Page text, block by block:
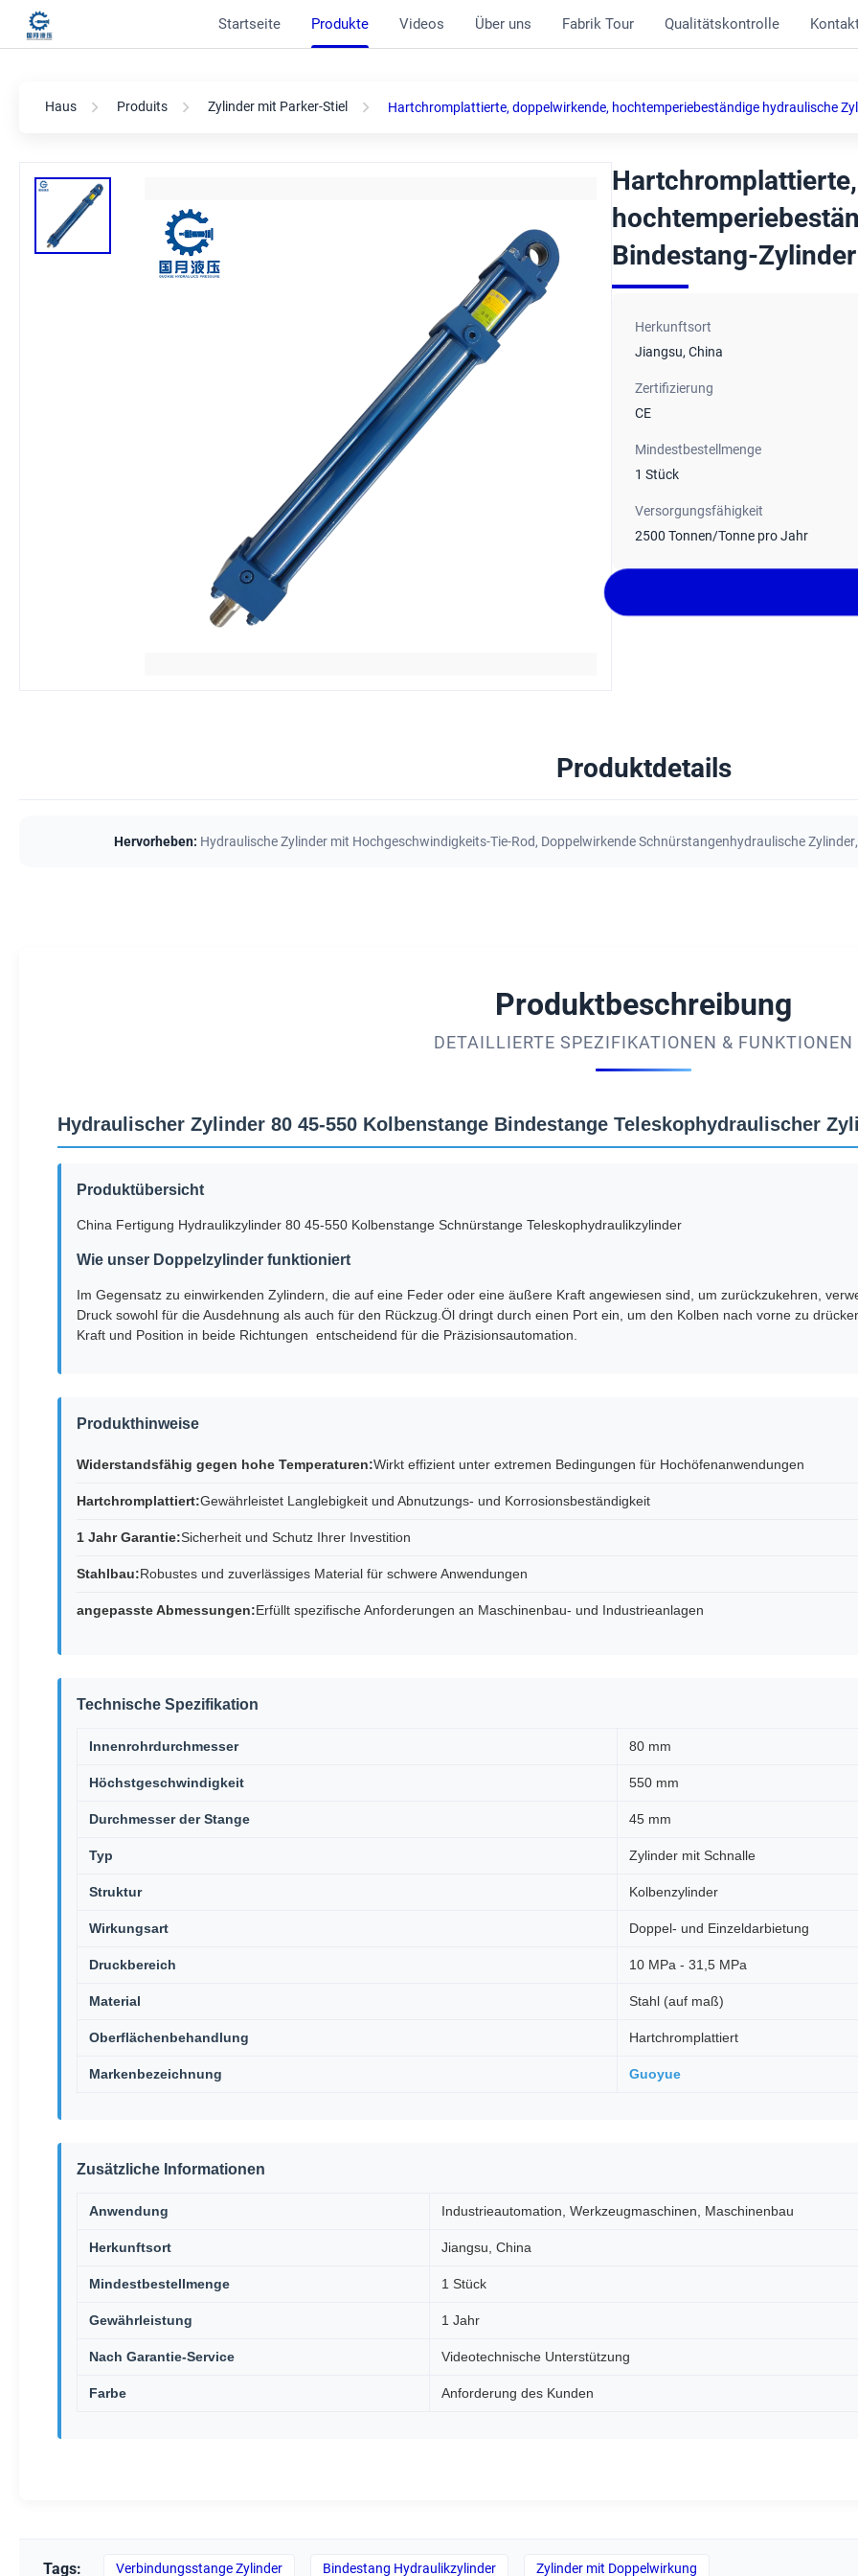
Startseite Produkte Videos Über uns Fabrik Tour Qualitätskontrolle
Haus Produits Zylinder mit Parker-Stiel Hartchromplattierte, doppelwirkende, hochtemperiebeständige hydraulische
Bindestang-
Herkunftsort
Jiangsu, China
Zertifizierung
CE
Mindestbestellmenge
1 Stück
Versorgungsfähigkeit
2500 Tonnen/Tonne pro Jahr
Produktdetails
Hervorheben: Hydraulische Zylinder mit Hochgeschwindigkeits-Tie-Rod, Doppelwirkende Schnürstangenhydraulische Zylinder,
Produktbeschreibung
DETAILLIERTE SPEZIFIKATIONEN & FUNKTIONEN
Hydraulischer Zylinder 80 45-550 Kolbenstange Bindestange Teleskophydraulischer
Produktübersicht
China Fertigung Hydraulikzylinder 80 45-550 Kolbenstange Schnürstange Teleskophydraulikzylinder
Wie unser Doppelzylinder funktioniert
Im Gegensatz zu einwirkenden Zylindern, die auf eine Feder oder eine äußere Kraft angewiesen sind, um zurückzukehren,
Druck sowohl für die Ausdehnung als auch für den Rückzug.Öl dringt durch einen Port ein, um den Kolben nach vorne zu
Kraft und Position in beide Richtungen  entscheidend für die Präzisionsautomation.
Produkthinweise
Widerstandsfähig gegen hohe Temperaturen:Wirkt effizient unter extremen Bedingungen für Hochöfenanwendungen
Hartchromplattiert:Gewährleistet Langlebigkeit und Abnutzungs- und Korrosionsbeständigkeit
1 Jahr Garantie:Sicherheit und Schutz Ihrer Investition
Stahlbau:Robustes und zuverlässiges Material für schwere Anwendungen
angepasste Abmessungen:Erfüllt spezifische Anforderungen an Maschinenbau- und Industrieanlagen
Technische Spezifikation
Innenrohrdurchmesser 80 mm
Höchstgeschwindigkeit 550 mm
Durchmesser der Stange 45 mm
Typ Zylinder mit Schnalle
Struktur Kolbenzylinder
Wirkungsart Doppel- und Einzeldarbietung
Druckbereich 10 MPa - 31,5 MPa
Material Stahl (auf maß)
Oberflächenbehandlung Hartchromplattiert
Markenbezeichnung Guoyue
Zusätzliche Informationen
Anwendung Industrieautomation, Werkzeugmaschinen, Maschinenbau
Herkunftsort Jiangsu, China
Mindestbestellmenge 1 Stück
Gewährleistung 1 Jahr
Nach Garantie-Service Videotechnische Unterstützung
Farbe Anforderung des Kunden
Tags: Verbindungsstange Zylinder Bindestang Hydraulikzylinder Zylinder mit Doppelwirkung